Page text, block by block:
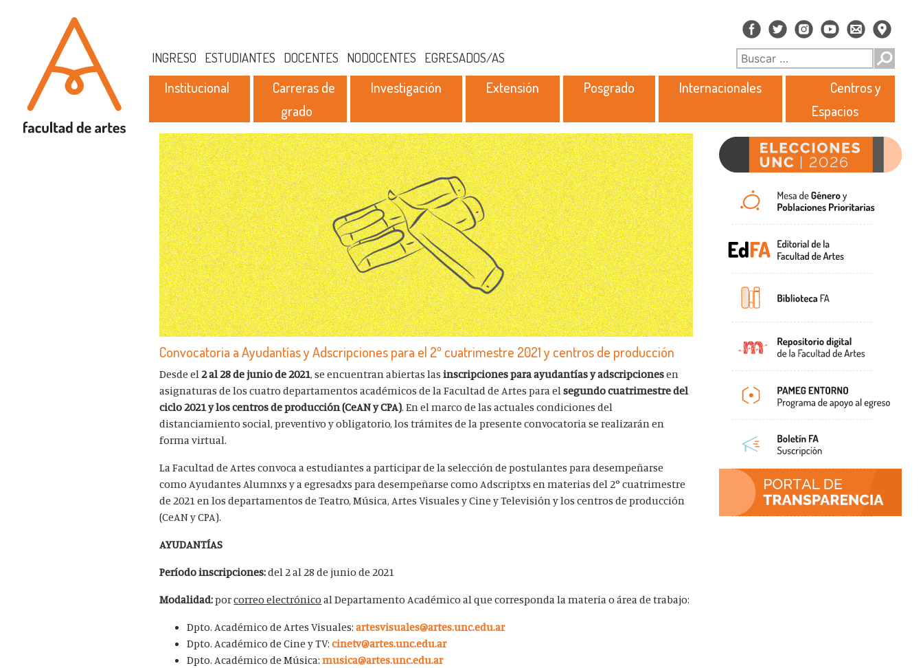
INGRESO ESTUDIANTES DOCENTES NODOCENTES EGRESADOS/AS
Institucional
Carreras de
grado
Investigación Extensión Posgrado Internacionales
Centros y
Espacios
Convocatoria a Ayudantías y Adscripciones para el 2º cuatrimestre 2021 y centros de producción
Desde el2 al 28 de junio de 2021, se encuentran abiertas las inscripciones para ayudantías y adscripcionesen
asignaturas de los cuatro departamentos académicos de la Facultad de Artes para elsegundo cuatrimestre del
ciclo 2021 y los centros de producción (CeAN y CPA). En el marco de las actuales condiciones del
distanciamiento social, preventivo y obligatorio, los trámites de la presente convocatoria se realizarán en
forma virtual.
La Facultad de Artes convoca a estudiantes a participar de la selección de postulantes para desempeñarse
como Ayudantes Alumnxs y a egresadxs para desempeñarse como Adscriptxs en materias del 2° cuatrimestre
de 2021 en los departamentos de Teatro, Música, Artes Visuales y Cine y Televisión y los centros de producción
(CeAN y CPA).
AYUDANTÍAS
Período inscripciones:del 2 al 28 de juniode 2021
Modalidad:porcorreo electrónico al Departamento Académico al que corresponda la materia o área de trabajo:
Dpto. Académico de Artes Visuales:artesvisuales@artes.unc.edu.ar
Dpto. Académico de Cine y TV:cinetv@artes.unc.edu.ar
Dpto. Académico de Música:musica@artes.unc.edu.ar